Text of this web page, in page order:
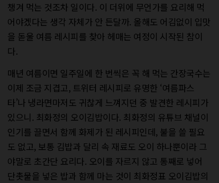
챙겨 먹는 것조차 일이다. 이 더위에 무언가를 요리해 먹
어야겠다는 생각 자체가 안 든달까. 올해도 어김없이 입맛
을 돋울 여름 레시피를 찾아 헤매는 여정이 시작된 참이
다.
매년 여름이면 일주일에 한 번씩은 꼭 해 먹는 간장국수는
이제 조금 지겹고, 트위터 레시피로 유명한 ‘여름파스
타’나 냉라면마저도 귀찮게 느껴지던 중 발견한 레시피가
있으니. 최화정의 오이김밥이다. 최화정의 유튜브 채널이
인기를 끌면서 함께 화제가 된 레시피인데, 불을 쓸 필요
도 없고, 보통 김밥과 달리 속 재료도 오이 하나뿐이라 그
야말로 초간단 요리다. 오이를 자르지 않고 통째로 넣어
단촛물을 넣은 밥과 함께 마는 것이 최화정표 오이김밥의